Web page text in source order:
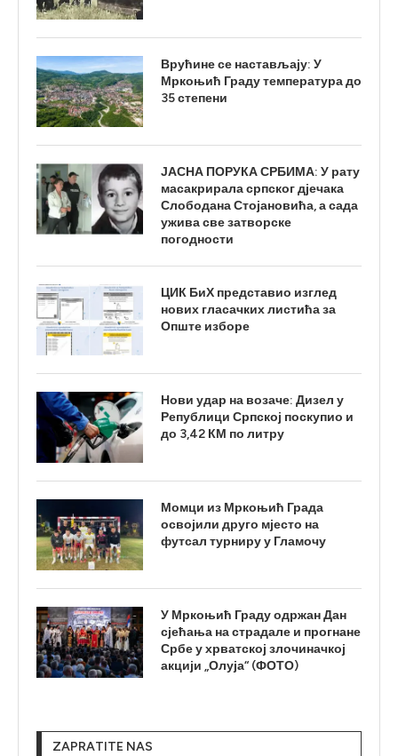
Врућине се настављају: У
Мркоњић Граду температура до
35 степени
ЈАСНА ПОРУКА СРБИМА: У рату
масакрирала српског дјечака
Слободана Стојановића, а сада
ужива све затворске
погодности
ЦИК БиХ представио изглед
нових гласачких листића за
Опште изборе
Нови удар на возаче: Дизел у
Републици Српској поскупио и
до 3,42 КМ по литру
Момци из Мркоњић Града
освојили друго мјесто на
футсал турниру у Гламочу
У Мркоњић Граду одржан Дан
сјећања на страдале и прогнане
Србе у хрватској злочиначкој
акцији „Олуја“ (ФОТО)
ZAPRATITE NAS